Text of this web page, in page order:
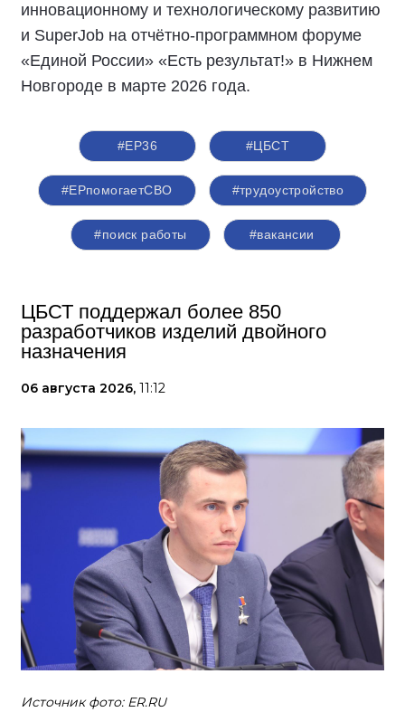
инновационному и технологическому развитию
и SuperJob на отчётно-программном форуме
«Единой России» «Есть результат!» в Нижнем
Новгороде в марте 2026 года.
#ЕР36 #ЦБСТ
#ЕРпомогаетСВО #трудоустройство
#поиск работы #вакансии
ЦБСТ поддержал более 850
разработчиков изделий двойного
назначения
06 августа 2026, 11:12
Источник фото: ER.RU